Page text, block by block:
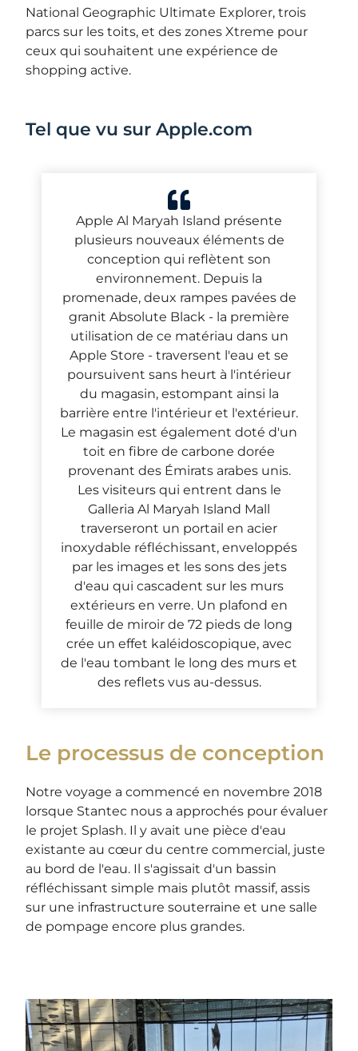
National Geographic Ultimate Explorer, trois
parcs sur les toits, et des zones Xtreme pour
ceux qui souhaitent une expérience de
shopping active.
Tel que vu sur Apple.com
Apple Al Maryah Island présente
plusieurs nouveaux éléments de
conception qui reflètent son
environnement. Depuis la
promenade, deux rampes pavées de
granit Absolute Black - la première
utilisation de ce matériau dans un
Apple Store - traversent l'eau et se
poursuivent sans heurt à l'intérieur
du magasin, estompant ainsi la
barrière entre l'intérieur et l'extérieur.
Le magasin est également doté d'un
toit en fibre de carbone dorée
provenant des Émirats arabes unis.
Les visiteurs qui entrent dans le
Galleria Al Maryah Island Mall
traverseront un portail en acier
inoxydable réfléchissant, enveloppés
par les images et les sons des jets
d'eau qui cascadent sur les murs
extérieurs en verre. Un plafond en
feuille de miroir de 72 pieds de long
crée un effet kaléidoscopique, avec
de l'eau tombant le long des murs et
des reflets vus au-dessus.
Le processus de conception
Notre voyage a commencé en novembre 2018
lorsque Stantec nous a approchés pour évaluer
le projet Splash. Il y avait une pièce d'eau
existante au cœur du centre commercial, juste
au bord de l'eau. Il s'agissait d'un bassin
réfléchissant simple mais plutôt massif, assis
sur une infrastructure souterraine et une salle
de pompage encore plus grandes.